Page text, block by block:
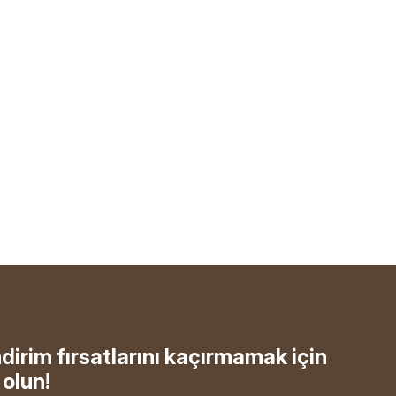
fırsatlarını kaçırmamak için